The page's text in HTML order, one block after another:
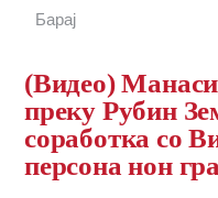
(Видео)
преку Рубин
соработка со
персона нон